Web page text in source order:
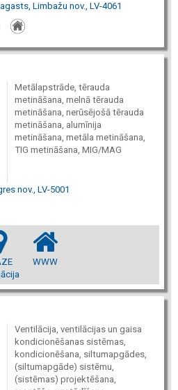
Limbažu nov., LV-4061
Metālapstrāde, tērauda
metināšana, melnā tērauda
metināšana, nerūsējošā tērauda
metināšana, alumīnija
metināšana, metāla metināšana,
TIG metināšana, MIG/MAG
nov., LV-5001
WWW
Ventilācija, ventilācijas un gaisa
kondicionēšanas sistēmas,
kondicionēšana, siltumapgādes,
(siltumapgāde) sistēmu,
(sistēmas) projektēšana,